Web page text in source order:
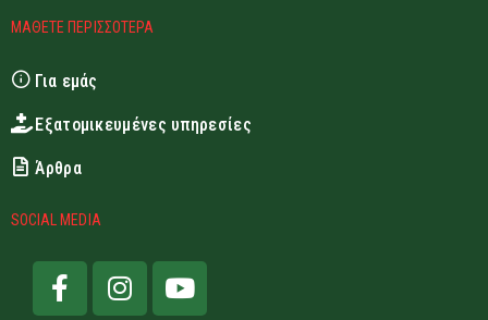
ΜΑΘΕΤΕ ΠΕΡΙΣΣΟΤΕΡΑ
Για εμάς
Εξατομικευμένες υπηρεσίες
Άρθρα
SOCIAL MEDIA